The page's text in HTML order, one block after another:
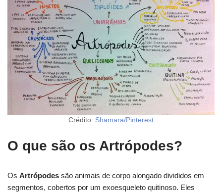
Crédito: Shamara/Pinterest
O que são os Artrópodes?
Os Artrópodes são animais de corpo alongado divididos em
segmentos, cobertos por um exoesqueleto quitinoso. Eles